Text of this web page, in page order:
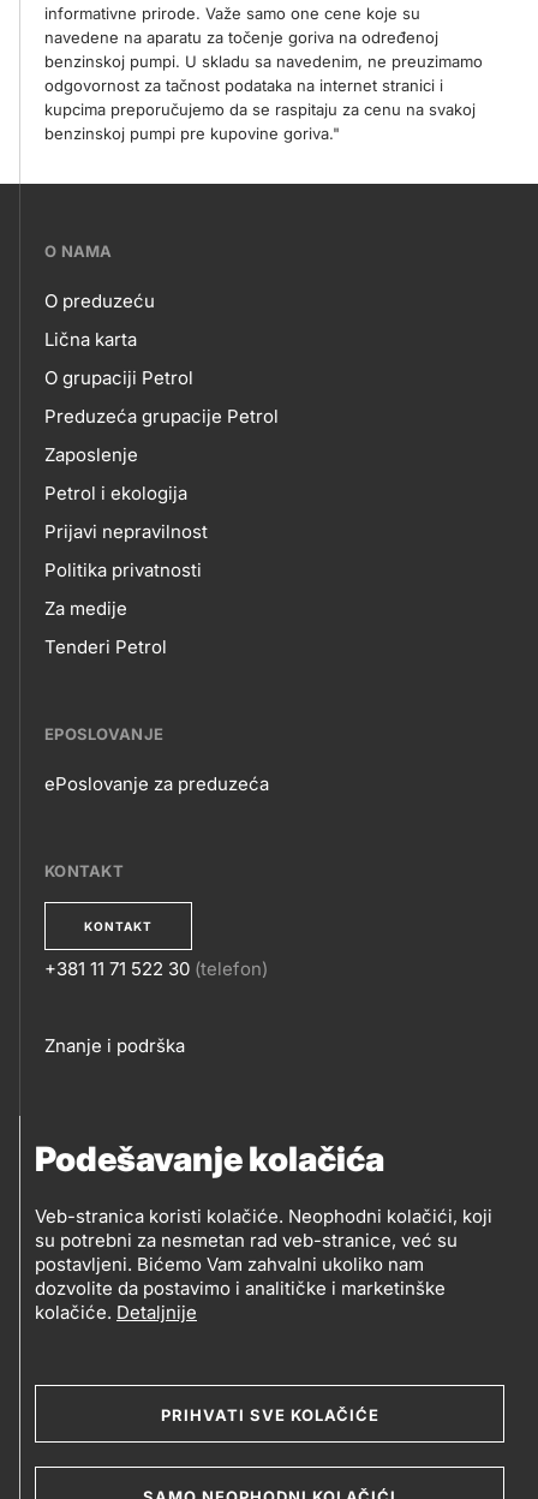
Podešavanje kolačića
Veb-stranica koristi kolačiće. Neophodni kolačići, koji
su potrebni za nesmetan rad veb-stranice, već su
postavljeni. Bićemo Vam zahvalni ukoliko nam
dozvolite da postavimo i analitičke i marketinške
kolačiće. Detaljnije
PRIHVATI SVE KOLAČIĆE
informativne prirode. Važe samo one cene koje su
navedene na aparatu za točenje goriva na određenoj
benzinskoj pumpi. U skladu sa navedenim, ne preuzimamo
odgovornost za tačnost podataka na internet stranici i
kupcima preporučujemo da se raspitaju za cenu na svakoj
benzinskoj pumpi pre kupovine goriva."
???
skupno.footer-
title???
O NAMA
O
NAMA
O preduzeću
Lična karta
O grupaciji Petrol
Preduzeća grupacije Petrol
Zaposlenje
Petrol i ekologija
Prijavi nepravilnost
Politika privatnosti
Za medije
Tenderi Petrol
EPOSLOVANJE
ePoslovanje za preduzeća
KONTAKT
KONTAKT
+381 11 71 522 30 (telefon)
Footer
Znanje i podrška
PRATITE
NAS
Petrol d.o.o. Beograd
Zmajeva 12V, 11080 Beograd (Zemun), Srbija
2019-2026 Petrol d.o.o. Beograd i Petrol d.d., Ljubljana